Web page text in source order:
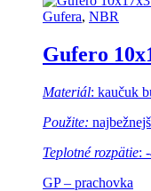
Gufera, NBR
Gufero
Materiál: kaučuk
Použite:
Teplotné rozpätie:
GP – prachovka